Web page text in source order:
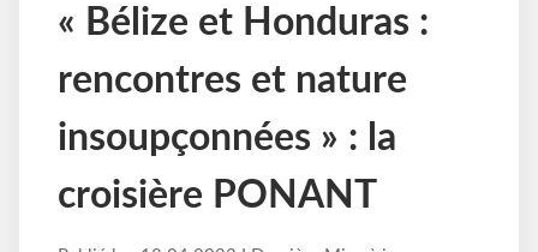
« Bélize et Honduras :
rencontres et nature
insoupçonnées » : la
croisière PONANT